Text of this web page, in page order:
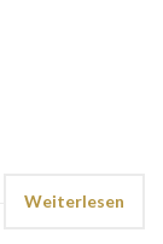
Weiterlesen